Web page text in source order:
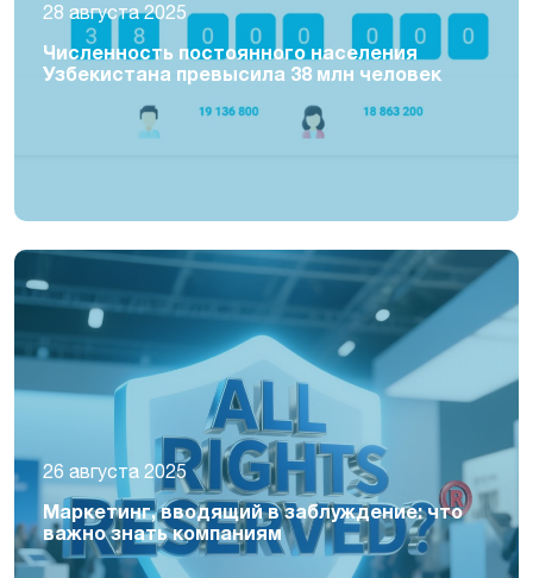
28 августа 2025
Численность постоянного населения
Узбекистана превысила 38 млн человек
26 августа 2025
Маркетинг, вводящий в заблуждение: что
важно знать компаниям